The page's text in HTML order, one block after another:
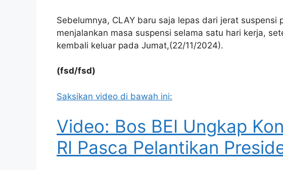
Sebelumnya, CLAY baru saja lepas dari jerat suspensi
menjalankan masa suspensi selama satu hari kerja,
kembali keluar pada Jumat,(22/11/2024).
(fsd/fsd)
Saksikan video di bawah ini:
Video: Bos BEI Ungkap
RI Pasca Pelantikan